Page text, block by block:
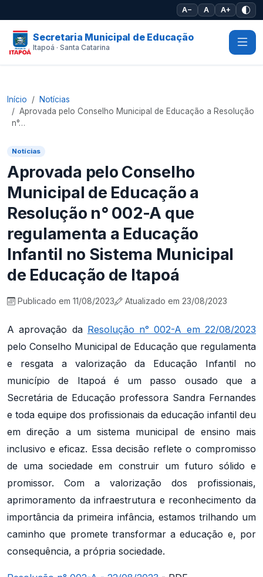
A− A A+
Secretaria Municipal de Educação
Itapoá · Santa Catarina
Início
Notícias
Aprovada pelo Conselho Municipal de Educação a Resolução
n°…
Notícias
Aprovada pelo Conselho
Municipal de Educação a
Resolução n° 002-A que
regulamenta a Educação
Infantil no Sistema Municipal
de Educação de Itapoá
Publicado em 11/08/2023 Atualizado em 23/08/2023
A aprovação da Resolução n° 002-A em 22/08/2023
pelo Conselho Municipal de Educação que regulamenta
e resgata a valorização da Educação Infantil no
município de Itapoá é um passo ousado que a
Secretária de Educação professora Sandra Fernandes
e toda equipe dos profissionais da educação infantil deu
em direção a um sistema municipal de ensino mais
inclusivo e eficaz. Essa decisão reflete o compromisso
de uma sociedade em construir um futuro sólido e
promissor. Com a valorização dos profissionais,
aprimoramento da infraestrutura e reconhecimento da
importância da primeira infância, estamos trilhando um
caminho que promete transformar a educação e, por
consequência, a própria sociedade.